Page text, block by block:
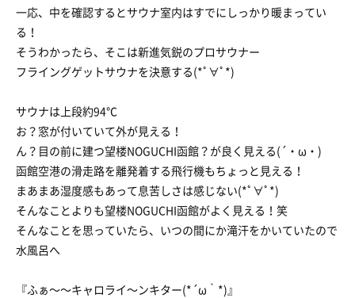
一応、中を確認するとサウナ室内はすでにしっかり暖まってい
る！
そうわかったら、そこは新進気鋭のプロサウナー
フライングゲットサウナを決意する(*ﾟ∀ﾟ*)
サウナは上段約94℃
お？窓が付いていて外が見える！
ん？目の前に建つ望楼NOGUCHI函館？が良く見える(´・ω・)
函館空港の滑走路を離発着する飛行機もちょっと見える！
まあまあ湿度感もあって息苦しさは感じない(*ﾟ∀ﾟ*)
そんなことよりも望楼NOGUCHI函館がよく見える！笑
そんなことを思っていたら、いつの間にか滝汗をかいていたので
水風呂へ
『ふぁ〜〜キャロライ〜ンキター(*´ω｀*)』